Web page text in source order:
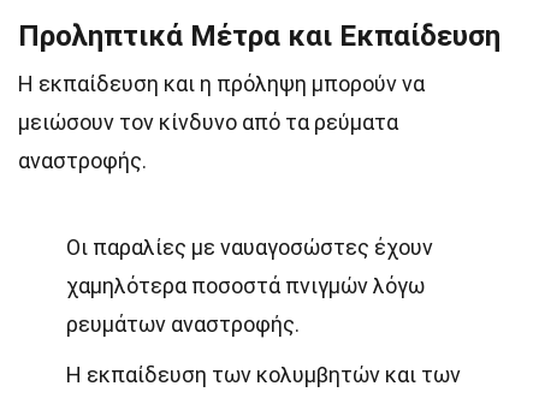
Προληπτικά Μέτρα και Εκπαίδευση
Η εκπαίδευση και η πρόληψη μπορούν να
μειώσουν τον κίνδυνο από τα ρεύματα
αναστροφής.
Οι παραλίες με ναυαγοσώστες έχουν
χαμηλότερα ποσοστά πνιγμών λόγω
ρευμάτων αναστροφής.
Η εκπαίδευση των κολυμβητών και των